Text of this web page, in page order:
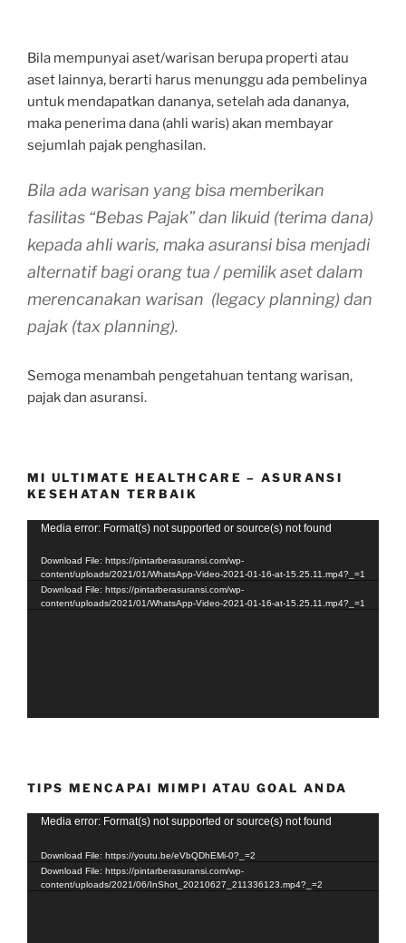
Bila mempunyai aset/warisan berupa properti atau
aset lainnya, berarti harus menunggu ada pembelinya
untuk mendapatkan dananya, setelah ada dananya,
maka penerima dana (ahli waris) akan membayar
sejumlah pajak penghasilan.
Bila ada warisan yang bisa memberikan
fasilitas “Bebas Pajak” dan likuid (terima dana)
kepada ahli waris, maka asuransi bisa menjadi
alternatif bagi orang tua / pemilik aset dalam
merencanakan warisan (legacy planning) dan
pajak (tax planning).
Semoga menambah pengetahuan tentang warisan,
pajak dan asuransi.
MI ULTIMATE HEALTHCARE – ASURANSI
KESEHATAN TERBAIK
Video
Media error: Format(s) not supported or source(s) not found
Download File: https://pintarberasuransi.com/wp-
content/uploads/2021/01/WhatsApp-Video-2021-01-16-at-15.25.11.mp4?_=1
Download File: https://pintarberasuransi.com/wp-
content/uploads/2021/01/WhatsApp-Video-2021-01-16-at-15.25.11.mp4?_=1
TIPS MENCAPAI MIMPI ATAU GOAL ANDA
Video
Media error: Format(s) not supported or source(s) not found
Download File: https://youtu.be/eVbQDhEMi-0?_=2
Download File: https://pintarberasuransi.com/wp-
content/uploads/2021/06/InShot_20210627_211336123.mp4?_=2